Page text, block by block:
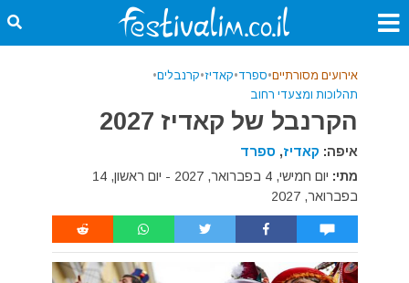
אירועים מסורתיים•ספרד•קאדיז•קרנבלים•
תהלוכות ומצעדי רחוב
הקרנבל של קאדיז 2027
איפה: קאדיז, ספרד
מתי:
יום חמישי, 4 בפברואר, 2027 - יום ראשון, 14
בפברואר, 2027